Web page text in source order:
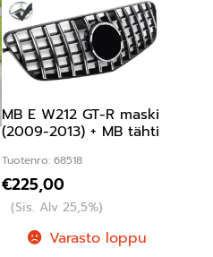
MB E W212 GT-R maski
(2009-2013) + MB tähti
Tuotenro: 68518
€225,00
(Sis. Alv 25,5%)
Varasto loppu